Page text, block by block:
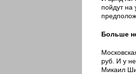
пойдут на
Больше
руб. И у
Микаил